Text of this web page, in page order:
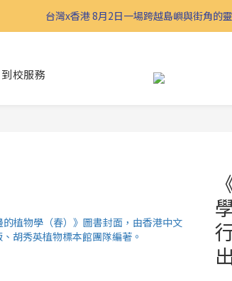
台灣x香港 8月2日一場跨越島嶼與街角的
到校服務